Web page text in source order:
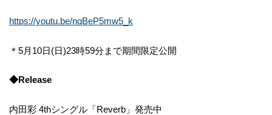
https://youtu.be/nqBeP5mw5_k
＊5月10日(日)23時59分まで期間限定公開
◆Release
内田彩 4thシングル「Reverb」発売中